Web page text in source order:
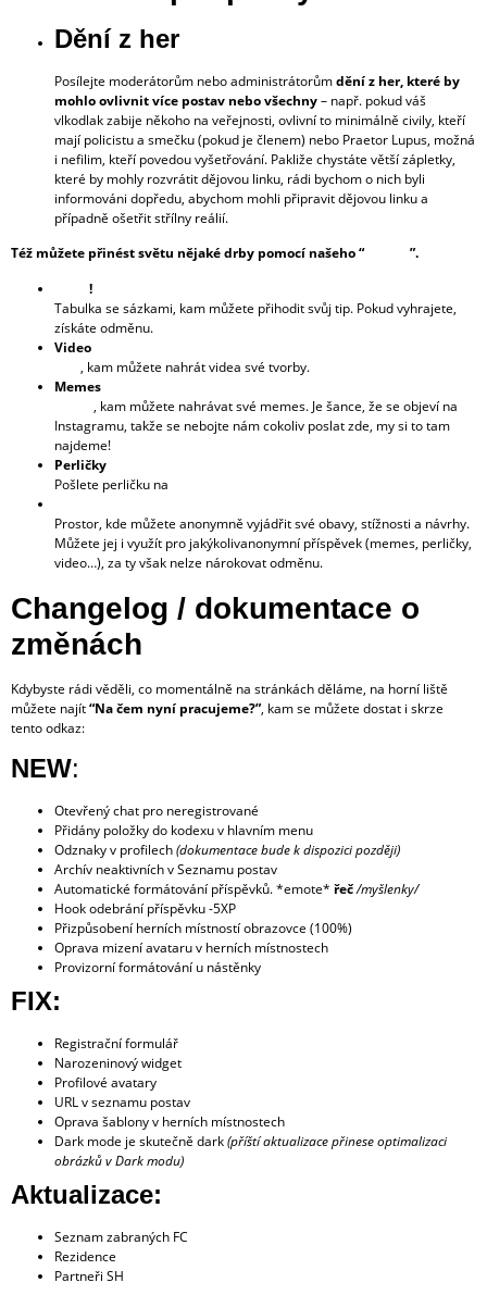
Dění z her
Posílejte moderátorům nebo administrátorůmdění z her, které by
mohlo ovlivnit více postav nebo všechny– např. pokud váš
vlkodlak zabije někoho na veřejnosti, ovlivní to minimálně civily, kteří
mají policistu a smečku (pokud je členem) nebo Praetor Lupus, možná
i nefilim, kteří povedou vyšetřování. Pakliže chystáte větší zápletky,
které by mohly rozvrátit dějovou linku, rádi bychom o nich byli
informováni dopředu, abychom mohli připravit dějovou linku a
případně ošetřit střílny reálií.
Též můžete přinést světu nějaké drby pomocí našeho “bulváru ”.
!
Tabulka se sázkami, kam můžete přihodit svůj tip. Pokud vyhrajete,
získáte odměnu.
Video
, kam můžete nahrát videa své tvorby.
Memes
, kam můžete nahrávat své memes. Je šance, že se objeví na
Instagramu, takže se nebojte nám cokoliv poslat zde, my si to tam
najdeme!
Perličky
Pošlete perličku na
Prostor, kde můžete anonymně vyjádřit své obavy, stížnosti a návrhy.
Můžete jej i využít pro jakýkolivanonymní příspěvek (memes, perličky,
video…), za ty však nelze nárokovat odměnu.
Changelog / dokumentace o
změnách
Kdybyste rádi věděli, co momentálně na stránkách děláme, na horní liště
můžete najít“Na čem nyní pracujeme?”, kam se můžete dostat i skrze
tento odkaz:
NEW:
Otevřený chat pro neregistrované
Přidány položky do kodexu v hlavním menu
Odznaky v profilech(dokumentace bude k dispozici později)
Archív neaktivních v Seznamu postav
Automatické formátování příspěvků. *emote* řeč/myšlenky/
Hook odebrání příspěvku -5XP
Přizpůsobení herních místností obrazovce (100%)
Oprava mizení avataru v herních místnostech
Provizorní formátování u nástěnky
FIX:
Registrační formulář
Narozeninový widget
Profilové avatary
URL v seznamu postav
Oprava šablony v herních místnostech
Dark mode je skutečně dark(příští aktualizace přinese optimalizaci
obrázků v Dark modu)
Aktualizace:
Seznam zabraných FC
Rezidence
Partneři SH